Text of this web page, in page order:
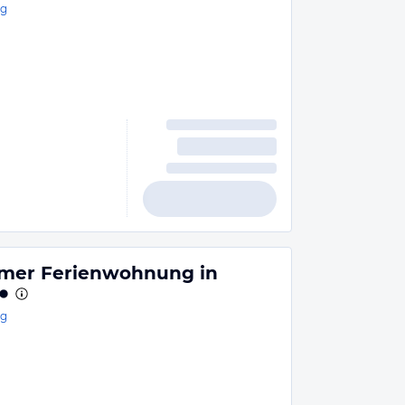
Ferienwohnung in